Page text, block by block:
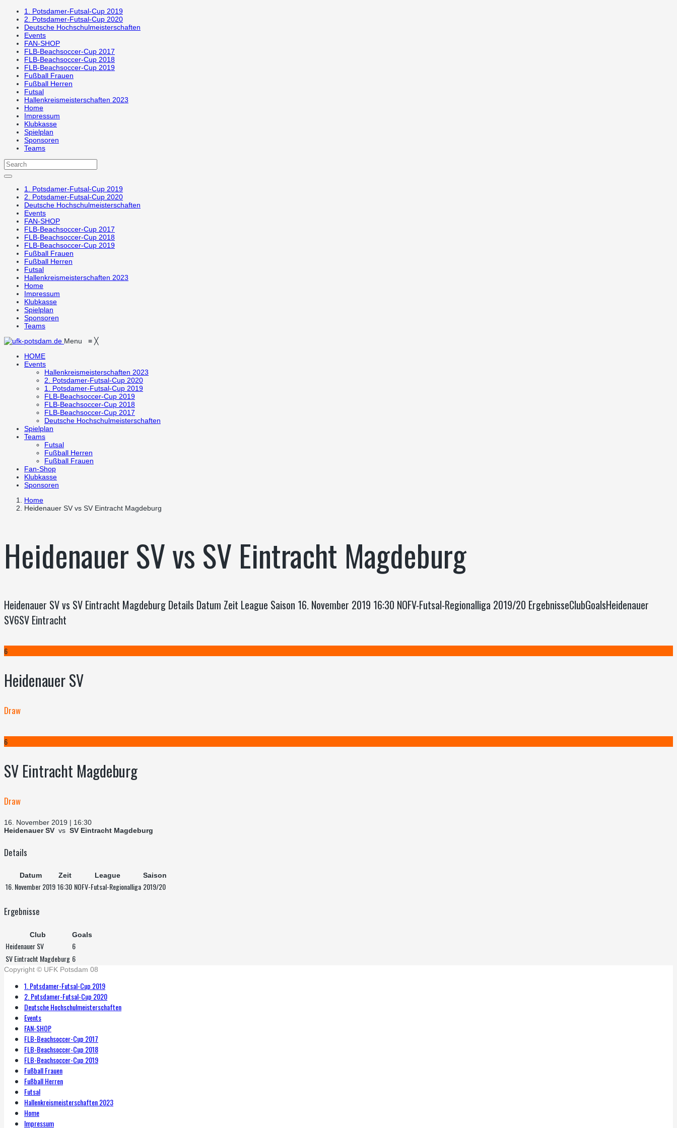
1. Potsdamer-Futsal-Cup 2019
2. Potsdamer-Futsal-Cup 2020
Deutsche Hochschulmeisterschaften
Events
FAN-SHOP
FLB-Beachsoccer-Cup 2017
FLB-Beachsoccer-Cup 2018
FLB-Beachsoccer-Cup 2019
Fußball Frauen
Fußball Herren
Futsal
Hallenkreismeisterschaften 2023
Home
Impressum
Klubkasse
Spielplan
Sponsoren
Teams
1. Potsdamer-Futsal-Cup 2019
2. Potsdamer-Futsal-Cup 2020
Deutsche Hochschulmeisterschaften
Events
FAN-SHOP
FLB-Beachsoccer-Cup 2017
FLB-Beachsoccer-Cup 2018
FLB-Beachsoccer-Cup 2019
Fußball Frauen
Fußball Herren
Futsal
Hallenkreismeisterschaften 2023
Home
Impressum
Klubkasse
Spielplan
Sponsoren
Teams
Menu ≡ ╳
HOME
Events
Hallenkreismeisterschaften 2023
2. Potsdamer-Futsal-Cup 2020
1. Potsdamer-Futsal-Cup 2019
FLB-Beachsoccer-Cup 2019
FLB-Beachsoccer-Cup 2018
FLB-Beachsoccer-Cup 2017
Deutsche Hochschulmeisterschaften
Spielplan
Teams
Futsal
Fußball Herren
Fußball Frauen
Fan-Shop
Klubkasse
Sponsoren
Home
Heidenauer SV vs SV Eintracht Magdeburg
Heidenauer SV vs SV Eintracht Magdeburg
Heidenauer SV vs SV Eintracht Magdeburg Details Datum Zeit League Saison 16. November 2019 16:30 NOFV-Futsal-Regionalliga 2019/20 ErgebnisseClubGoalsHeidenauer
SV6SV Eintracht
6
Heidenauer SV
Draw
6
SV Eintracht Magdeburg
Draw
16. November 2019 | 16:30
Heidenauer SV vs SV Eintracht Magdeburg
Details
Datum Zeit League Saison
16. November 201916:30 NOFV-Futsal-Regionalliga 2019/20
Ergebnisse
Club Goals
Heidenauer SV
6
SV Eintracht Magdeburg 6
Copyright © UFK Potsdam 08
1. Potsdamer-Futsal-Cup 2019
2. Potsdamer-Futsal-Cup 2020
Deutsche Hochschulmeisterschaften
Events
FAN-SHOP
FLB-Beachsoccer-Cup 2017
FLB-Beachsoccer-Cup 2018
FLB-Beachsoccer-Cup 2019
Fußball Frauen
Fußball Herren
Futsal
Hallenkreismeisterschaften 2023
Home
Impressum